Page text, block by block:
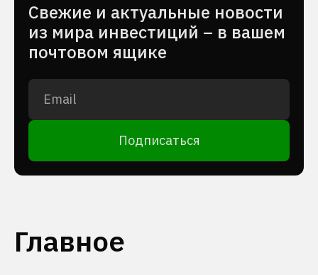
Cвежие и актуальные новости
из мира инвестиций – в вашем
почтовом ящике
Подписаться
Главное